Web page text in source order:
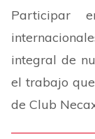
Participar
integral de
el trabajo
de Club